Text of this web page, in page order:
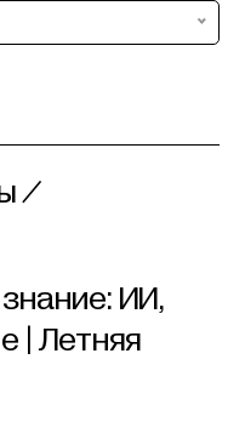
/
ИИ,
| Летняя